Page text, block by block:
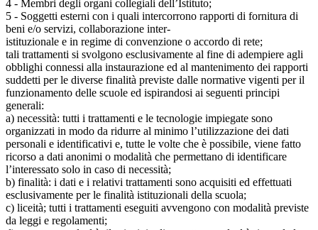
4 - Membri degli organi collegiali dell’Istituto;
5 - Soggetti esterni con i quali intercorrono rapporti di fornitura di
beni e/o servizi, collaborazione inter-
istituzionale e in regime di convenzione o accordo di rete;
tali trattamenti si svolgono esclusivamente al fine di adempiere agli
obblighi connessi alla instaurazione ed al mantenimento dei rapporti
suddetti per le diverse finalità previste dalle normative vigenti per il
funzionamento delle scuole ed ispirandosi ai seguenti principi
generali:
a) necessità: tutti i trattamenti e le tecnologie impiegate sono
organizzati in modo da ridurre al minimo l’utilizzazione dei dati
personali e identificativi e, tutte le volte che è possibile, viene fatto
ricorso a dati anonimi o modalità che permettano di identificare
l’interessato solo in caso di necessità;
b) finalità: i dati e i relativi trattamenti sono acquisiti ed effettuati
esclusivamente per le finalità istituzionali della scuola;
c) liceità; tutti i trattamenti eseguiti avvengono con modalità previste
da leggi e regolamenti;